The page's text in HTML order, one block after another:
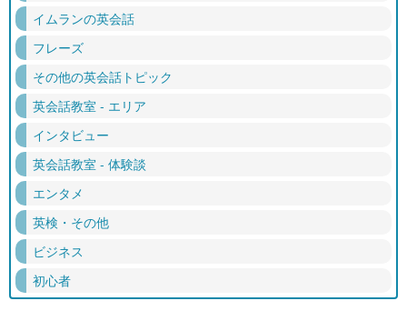
イムランの英会話
フレーズ
その他の英会話トピック
英会話教室 - エリア
インタビュー
英会話教室 - 体験談
エンタメ
英検・その他
ビジネス
初心者